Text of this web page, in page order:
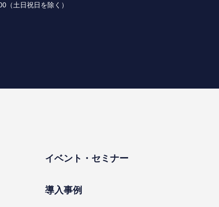
（⼟⽇祝⽇を除く）
イベント・セミナー
導⼊事例